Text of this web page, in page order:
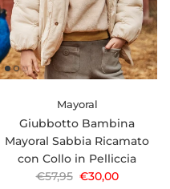
Mayoral
Giubbotto Bambina
Mayoral Sabbia Ricamato
con Collo in Pelliccia
Prezzo normale
€57,95 Prezzo di
€30,00